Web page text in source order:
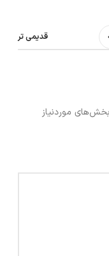
قدیمی تر
بخش‌های موردنیاز